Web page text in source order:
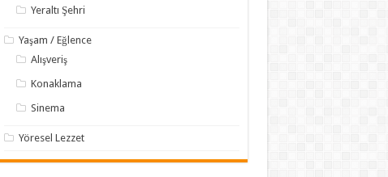
Yeraltı Şehri
Yaşam / Eğlence
Alışveriş
Konaklama
Sinema
Yöresel Lezzet